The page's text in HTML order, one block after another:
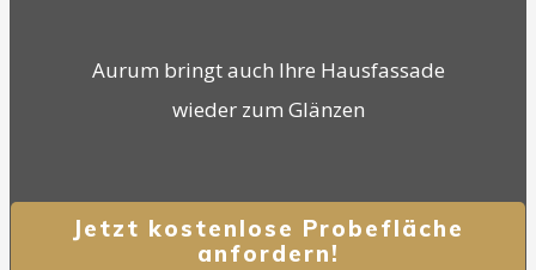
Aurum bringt auch Ihre Hausfassade
wieder zum Glänzen
Jetzt kostenlose Probefläche
anfordern!